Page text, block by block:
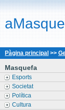
Pàgina principal >>
Masquefa
Esports
Societat
Política
Cultura